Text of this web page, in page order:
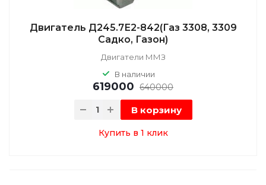
Двигатель Д245.7Е2-842(Газ 3308, 3309
Садко, Газон)
Двигатели ММЗ
В наличии
619000 640000
В корзину
Купить в 1 клик